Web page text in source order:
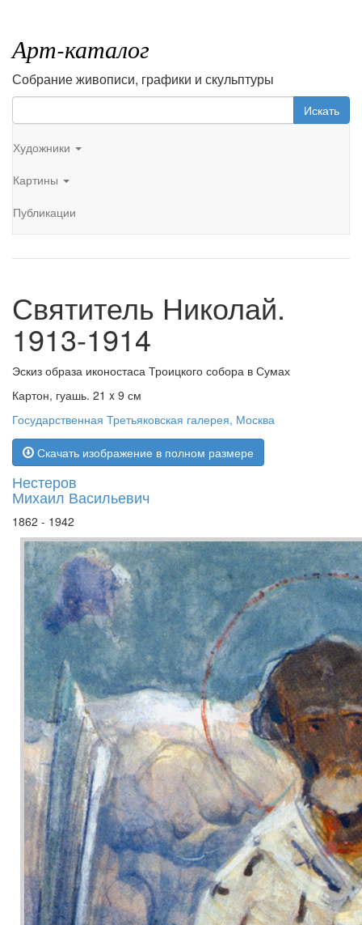
Арт-каталог
Собрание живописи, графики и скульптуры
Искать
Художники
Картины
Публикации
Святитель Николай.
1913-1914
Эскиз образа иконостаса Троицкого собора в Сумах
Картон, гуашь. 21 x 9 см
Государственная Третьяковская галерея, Москва
Скачать изображение в полном размере
Нестеров
Михаил Васильевич
1862 - 1942